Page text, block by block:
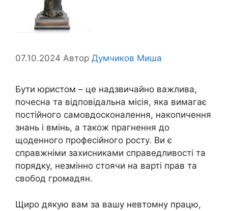
07.10.2024 Автор Думчиков Миша
Бути юристом – це надзвичайно важлива,
почесна та відповідальна місія, яка вимагає
постійного самовдосконалення, накопичення
знань і вмінь, а також прагнення до
щоденного професійного росту. Ви є
справжніми захисниками справедливості та
порядку, незмінно стоячи на варті прав та
свобод громадян.
Щиро дякую вам за вашу невтомну працю,